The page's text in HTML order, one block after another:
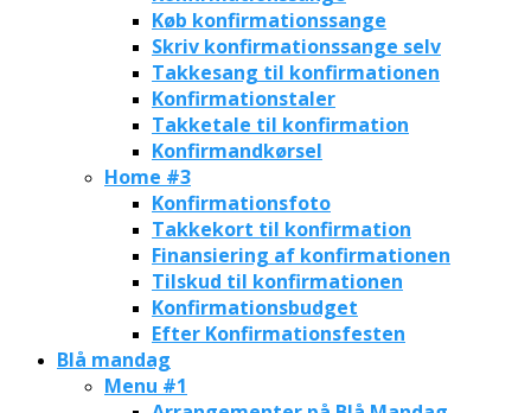
Køb konfirmationssange
Skriv konfirmationssange selv
Takkesang til konfirmationen
Konfirmationstaler
Takketale til konfirmation
Konfirmandkørsel
Home #3
Konfirmationsfoto
Takkekort til konfirmation
Finansiering af konfirmationen
Tilskud til konfirmationen
Konfirmationsbudget
Efter Konfirmationsfesten
Blå mandag
Menu #1